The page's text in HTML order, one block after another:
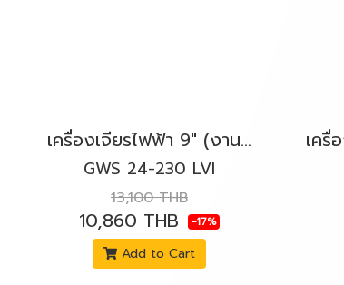
เครื่องเจียรไฟฟ้า 9" (งานหนัก) 2400W. BOSCH รุ่น GWS 24-230 LVI สวิตช์บีบ
GWS 24-230 LVI
13,100 THB
10,860 THB -17%
Add to Cart